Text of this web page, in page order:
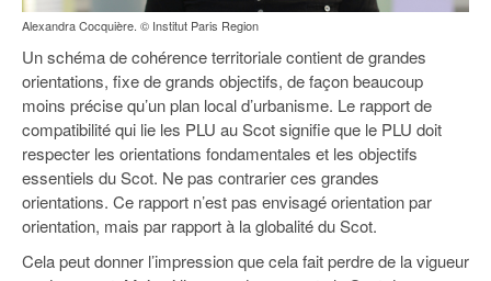
Alexandra Cocquière. © Institut Paris Region
Un schéma de cohérence territoriale contient de grandes
orientations, fixe de grands objectifs, de façon beaucoup
moins précise qu’un plan local d’urbanisme. Le rapport de
compatibilité qui lie les PLU au Scot signifie que le PLU doit
respecter les orientations fondamentales et les objectifs
essentiels du Scot. Ne pas contrarier ces grandes
orientations. Ce rapport n’est pas envisagé orientation par
orientation, mais par rapport à la globalité du Scot.
Cela peut donner l’impression que cela fait perdre de la vigueur